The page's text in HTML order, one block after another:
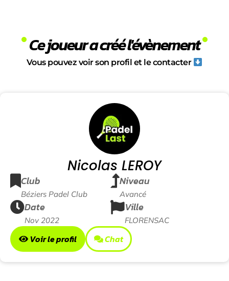
Ce joueur a créé l'évènement
Vous pouvez voir son profil et le contacter
Nicolas LEROY
Club
Béziers Padel Club
Niveau
Avancé
Date
Nov 2022
Ville
FLORENSAC
Voir le profil Chat